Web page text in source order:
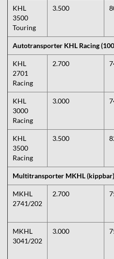
KHL
3500
Touring
3.500
Autotransporter KHL Racing
KHL
2701
Racing
2.700
KHL
3000
Racing
3.000
KHL
3500
Racing
3.500
Multitransporter MKHL (kippbar)
MKHL
2741/202
2.700
MKHL
3041/202
3.000